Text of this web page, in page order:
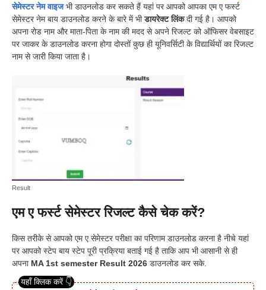
सेमेस्टर नेम वाइजभी डाउनलोड कर सकते हैं यहां पर आपको आपका एम ए फर्स्ट
सेमेस्टर नेम बाय डाउनलोड करने के बारे में भीडायरेक्ट लिंकदी गई है। आपको
अपना रोड नाम और माता-पिता के नाम की मदद से अपने रिजल्ट को ऑफिसर वेबसाइट
पर जाकर के डाउनलोड करना होगा दोस्तों कुछ ही यूनिवर्सिटी के विद्यार्थियों का रिजल्ट
नाम से जारी किया जाता है।
Result
एम ए फर्स्ट सेमेस्टर रिजल्ट कैसे चेक करें?
किस तरीके से आपको एम ए सेमेस्टर परीक्षा का परिणाम डाउनलोड करना है नीचे यहां
पर आपको स्टेप बाय स्टेप पूरी प्रक्रिया बताई गई है ताकि आप भी आसानी से ही
अपना MA 1st semester Result 2026 डाउनलोड कर सके.